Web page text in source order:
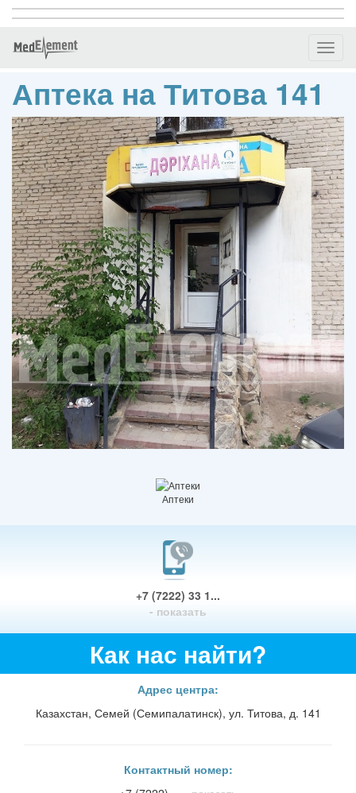
Аптека на Титова 141
Аптеки
+7 (7222) 33 1...
- показать
Как нас найти?
Адрес центра:
Казахстан, Семей (Семипалатинск), ул. Титова, д. 141
Контактный номер: